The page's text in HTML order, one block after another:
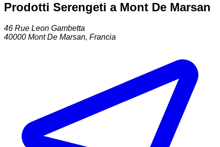
Prodotti Serengeti a Mont De Marsan
46 Rue Leon Gambetta
40000 Mont De Marsan, Francia